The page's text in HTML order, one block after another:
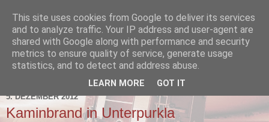
5. DEZEMBER 2012
Kaminbrand in Unterpurkla
This site uses cookies from Google to deliver its services
and to analyze traffic. Your IP address and user-agent are
shared with Google along with performance and security
metrics to ensure quality of service, generate usage
statistics, and to detect and address abuse.
LEARN MORE GOT IT